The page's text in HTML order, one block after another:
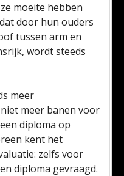
moeite hebben
door hun ouders
tussen arm en
wordt steeds
meer
meer banen voor
diploma op
kent het
zelfs voor
diploma gevraagd.